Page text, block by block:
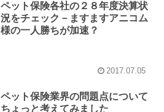
ペット保険各社の２８年度決算状
況をチェック－ますますアニコム
様の一人勝ちが加速？
2017.07.05
ペット保険業界の問題点について
ちょっと考えてみました